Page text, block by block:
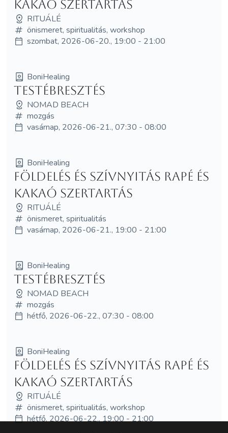
Kakaó Szertartás
RITUÁLÉ
önismeret, spiritualitás, workshop
szombat, 2026-06-20., 19:00 - 21:00
BoniHealing
Testébresztés
NOMAD BEACH
mozgás
vasárnap, 2026-06-21., 07:30 - 08:00
BoniHealing
Földelés és Szívnyitás Rapé és
Kakaó Szertartás
RITUÁLÉ
önismeret, spiritualitás
vasárnap, 2026-06-21., 19:00 - 21:00
BoniHealing
Testébresztés
NOMAD BEACH
mozgás
hétfő, 2026-06-22., 07:30 - 08:00
BoniHealing
Földelés és Szívnyitás Rapé és
Kakaó Szertartás
RITUÁLÉ
önismeret, spiritualitás, workshop
hétfő, 2026-06-22., 19:00 - 21:00